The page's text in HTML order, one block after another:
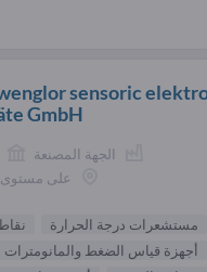
sensoric
GmbH
الجهة المصنعة
على مستوى
مستشعرات درجة الحرارة
أجهزة قياس الضغط والمانومترات